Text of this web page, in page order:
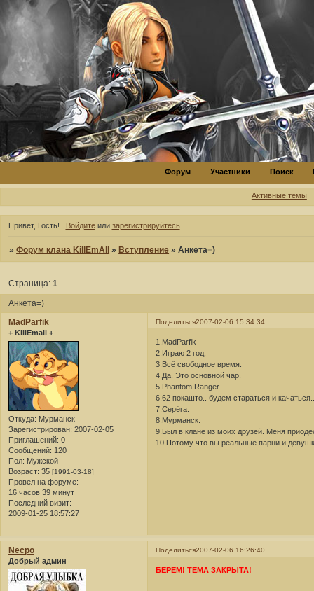
Форум Участники Поиск
Активные темы
Привет, Гость! Войдитеили зарегистрируйтесь.
»Форум клана KillEmAll »Вступление »Анкета=)
Анкета=)
Страница:1
Поделиться2007-02-06 15:34:34
MadParfik
+ KillEmall +
Откуда: Мурманск
Зарегистрирован: 2007-02-05
Приглашений: 0
Сообщений: 120
Пол: Мужской
Возраст: 35 [1991-03-18]
Провел на форуме:
16 часов 39 минут
Последний визит:
2009-01-25 18:57:27
1.MadParfik
2.Играю 2 год.
3.Всё свободное время.
4.Да. Это основной чар.
5.Phantom Ranger
6.62 покашто.. будем стараться и
7.Серёга.
8.Мурманск.
9.Был в клане из моих друзей. Меня
10.Потому что вы реальные парни и
Поделиться2007-02-06 16:26:40
Necpo
Добрый админ
БЕРЕМ! ТЕМА ЗАКРЫТА!